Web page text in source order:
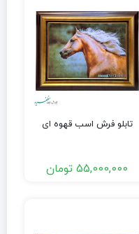
تابلو فرش اسب قهوه ای
55,000,000 تومان